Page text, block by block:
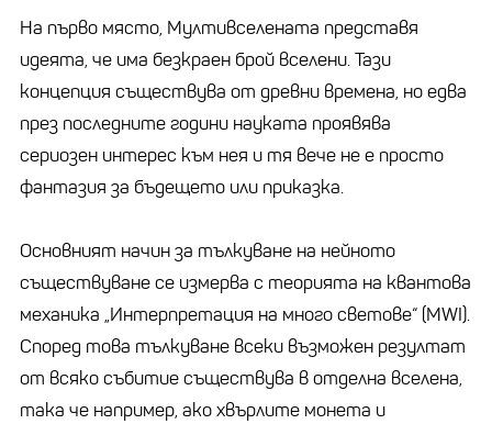
На първо място, Мултивселената представя
идеята, че има безкраен брой вселени. Тази
концепция съществува от древни времена, но едва
през последните години науката проявява
сериозен интерес към нея и тя вече не е просто
фантазия за бъдещето или приказка.
Основният начин за тълкуване на нейното
съществуване се измерва с теорията на квантова
механика „Интерпретация на много светове“ (MWI).
Според това тълкуване всеки възможен резултат
от всяко събитие съществува в отделна вселена,
така че например, ако хвърлите монета и